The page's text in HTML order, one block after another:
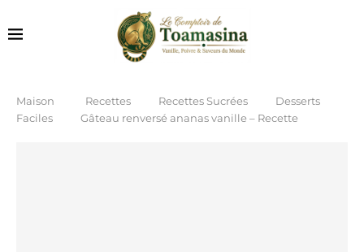
Maison Recettes Recettes Sucrées
Desserts
Faciles
Gâteau renversé ananas vanille – Recette